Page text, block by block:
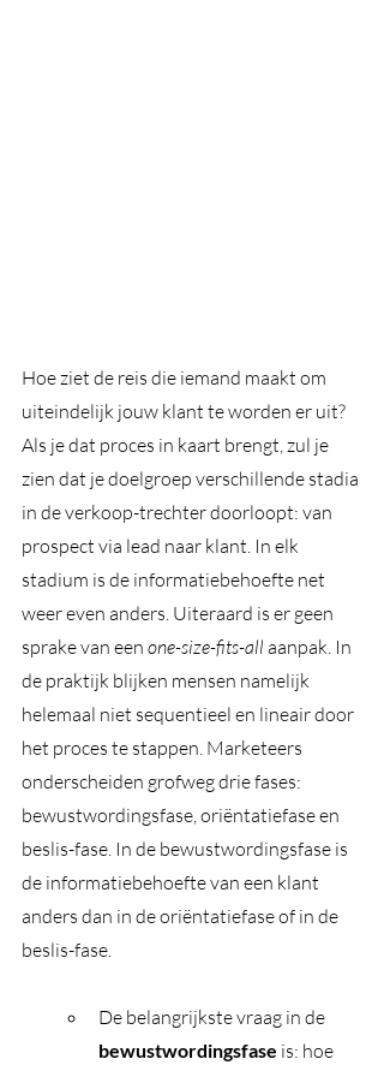
Hoe ziet de reis die iemand maakt om
uiteindelijk jouw klant te worden er uit?
Als je dat proces in kaart brengt, zul je
zien dat je doelgroep verschillende stadia
in de verkoop-trechter doorloopt: van
prospect via lead naar klant. In elk
stadium is de informatiebehoefte net
weer even anders. Uiteraard is er geen
sprake van een one-size-fits-all aanpak. In
de praktijk blijken mensen namelijk
helemaal niet sequentieel en lineair door
het proces te stappen. Marketeers
onderscheiden grofweg drie fases:
bewustwordingsfase, oriëntatiefase en
beslis-fase. In de bewustwordingsfase is
de informatiebehoefte van een klant
anders dan in de oriëntatiefase of in de
beslis-fase.
De belangrijkste vraag in de
bewustwordingsfase is: hoe